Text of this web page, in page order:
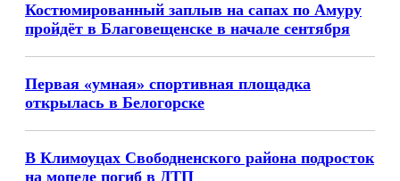
Костюмированный заплыв на сапах по Амуру
пройдёт в Благовещенске в начале сентября
Первая «умная» спортивная площадка
открылась в Белогорске
В Климоуцах Свободненского района подросток
на мопеде погиб в ДТП